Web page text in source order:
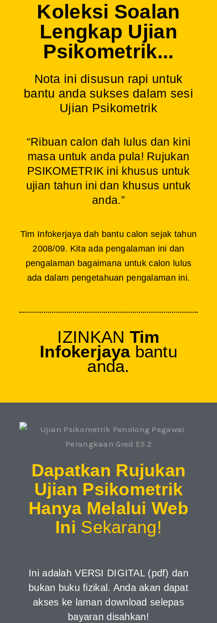
Koleksi Soalan
Lengkap Ujian
Psikometrik...
Nota ini disusun rapi untuk
bantu anda sukses dalam sesi
Ujian Psikometrik
“Ribuan calon dah lulus dan kini
masa untuk anda pula! Rujukan
PSIKOMETRIK ini khusus untuk
ujian tahun ini dan khusus untuk
anda.”
Tim Infokerjaya dah bantu calon sejak tahun
2008/09. Kita ada pengalaman ini dan
pengalaman bagaimana untuk calon lulus
ada dalam pengetahuan pengalaman ini.
IZINKAN Tim
Infokerjayabantu
anda.
Dapatkan Rujukan
Ujian Psikometrik
Hanya Melalui Web
Ini Sekarang!
Ini adalah VERSI DIGITAL (pdf) dan
bukan buku fizikal. Anda akan dapat
akses ke laman download selepas
bayaran disahkan!